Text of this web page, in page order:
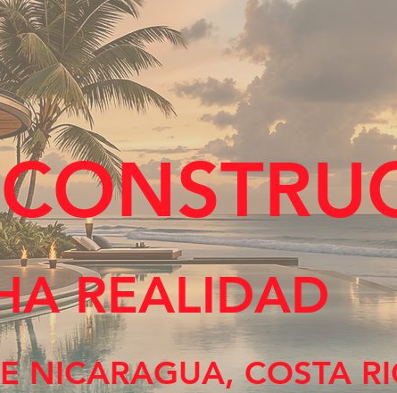
REALIDAD
NICARAGUA, COSTA